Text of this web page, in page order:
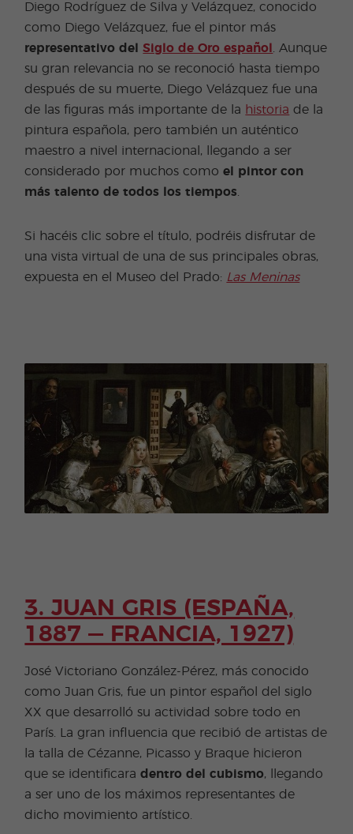
Diego Rodríguez de Silva y Velázquez, conocido
como Diego Velázquez, fue el pintor más
representativo delSiglo de Oro español
. Aunque
su gran relevancia no se reconoció hasta tiempo
después de su muerte, Diego Velázquez fue una
de las figuras más importante de la historia de la
pintura española, pero también un auténtico
maestro a nivel internacional, llegando a ser
considerado por muchos comoel pintor con
más talento de todos los tiempos
Si hacéis clic sobre el título, podréis disfrutar de
una vista virtual de una de sus principales obras,
expuesta en el Museo del Prado: Las Meninas
3. JUAN GRIS (ESPAÑA,
1887 — FRANCIA, 1927)
José Victoriano González-Pérez, más conocido
como Juan Gris, fue un pintor español del siglo
XX que desarrolló su actividad sobre todo en
París. La gran influencia que recibió de artistas de
la talla de Cézanne, Picasso y Braque hicieron
que se identificaradentro del cubismo, llegando
a ser uno de los máximos representantes de
dicho movimiento artístico.